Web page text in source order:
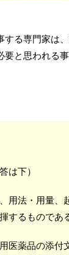
る専門家は
と思われる
は下）
用法・用量
するものであ
医薬品の添